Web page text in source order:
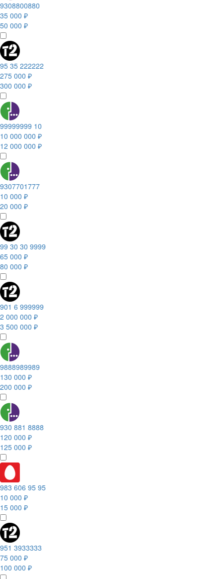
9308800880
35 000 ₽
50 000 ₽
95 35 222222
275 000 ₽
300 000 ₽
99999999 10
10 000 000 ₽
12 000 000 ₽
9307701777
10 000 ₽
20 000 ₽
99 30 30 9999
65 000 ₽
80 000 ₽
901 6 999999
2 000 000 ₽
3 500 000 ₽
9888989989
130 000 ₽
200 000 ₽
930 881 8888
120 000 ₽
125 000 ₽
983 606 95 95
10 000 ₽
15 000 ₽
951 3933333
75 000 ₽
100 000 ₽